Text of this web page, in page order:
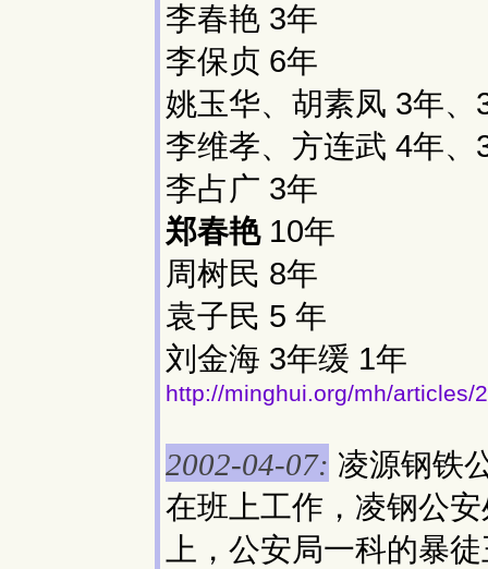
李春艳 3年
李保贞 6年
姚玉华、胡素凤 3年、
李维孝、方连武 4年、
李占广 3年
郑春艳10年
周树民 8年
袁子民 5 年
刘金海 3年缓 1年
http://minghui.org/mh/articles/
2002-04-07: 凌源钢铁
在班上工作，凌钢公
上，公安局一科的暴